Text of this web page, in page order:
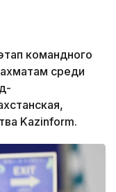
командного
среди
Kazinform.